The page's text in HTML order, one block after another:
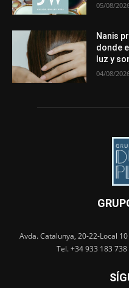
05/08/
Nanis
donde
luz y
04/08/
Avda. Catalunya, 20-22-Local
Tel. +34 933 183 738